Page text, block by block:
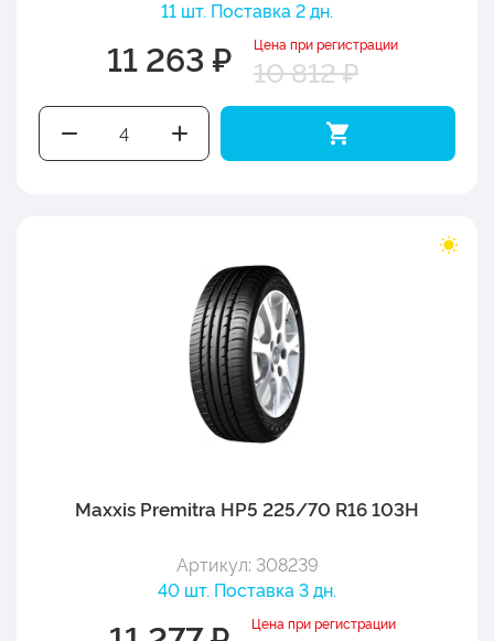
11 шт. Поставка 2 дн.
11 263 ₽ Цена при регистрации
10 812 ₽
Maxxis Premitra HP5 225/70 R16 103H
Артикул: 308239
40 шт. Поставка 3 дн.
Цена при регистрации